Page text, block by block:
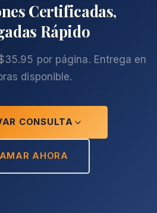
Certificadas,
Rápido
por página. Entrega en
disponible.
CONSULTA
AHORA